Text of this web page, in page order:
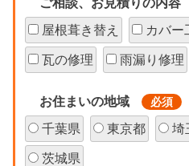
屋根葺き替え カバー
瓦の修理 雨漏り修理
お住まいの地域 必須
千葉県 東京都 埼
茨城県